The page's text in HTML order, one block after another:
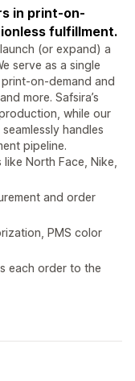
in print-on-
fulfillment.
(or expand) a
serve as a single
on-demand and
more. Safsira’s
while our
handles
pipeline.
North Face, Nike,
and order
PMS color
each order to the